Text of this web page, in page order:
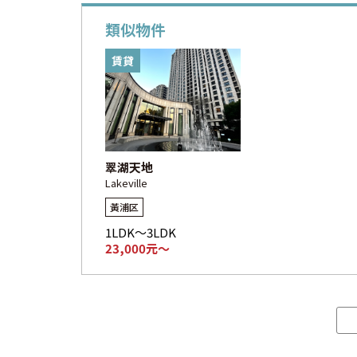
類似物件
賃貸
翠湖天地
Lakeville
黃浦区
1LDK～3LDK
23,000元～